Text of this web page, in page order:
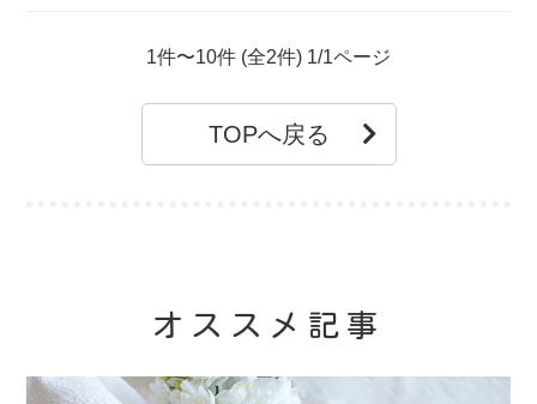
1件〜10件 (全2件) 1/1ページ
TOPへ戻る
オススメ記事